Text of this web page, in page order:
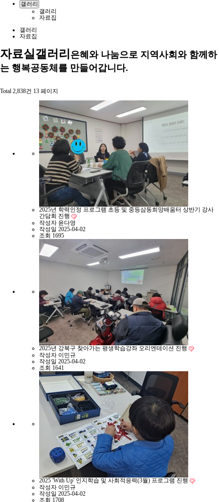
갤러리
갤러리
자료집
갤러리
자료집
자료실갤러리 은혜와 나눔으로 지역사회와 함께하
는 행복공동체를 만들어갑니다.
Total 2,838건 13 페이지
2025년 학력인정 프로그램 초등 및 중등삼동희망배움터 상반기 강사
간담회 진행
작성자 윤다영
작성일 2025-04-02
조회 1695
2025년 강북구 찾아가는 평생학습강좌 오리엔테이션 진행
작성자 이민규
작성일 2025-04-02
조회 1641
2025 'With Up' 인지학습 및 사회적응력(3월) 프로그램 진행
작성자 이민규
작성일 2025-04-02
조회 1708